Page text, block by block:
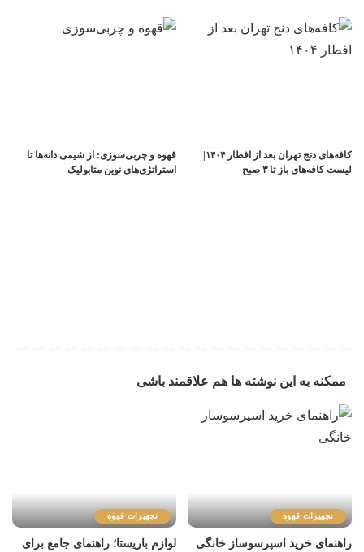
لیست کافه‌های باز تا ۳ صبح
قهوه و چربی‌سوزی: از شیمی دانه‌ها تا
استراتژی‌های نوین متابولیک
ممکنه به این نوشته ها هم علاقمند باشی
تجهیزات قهوه
راهنمای خرید اسپرسوساز خانگی
تجهیزات قهوه
لوازم باریستا؛ راهنمای جامع برای